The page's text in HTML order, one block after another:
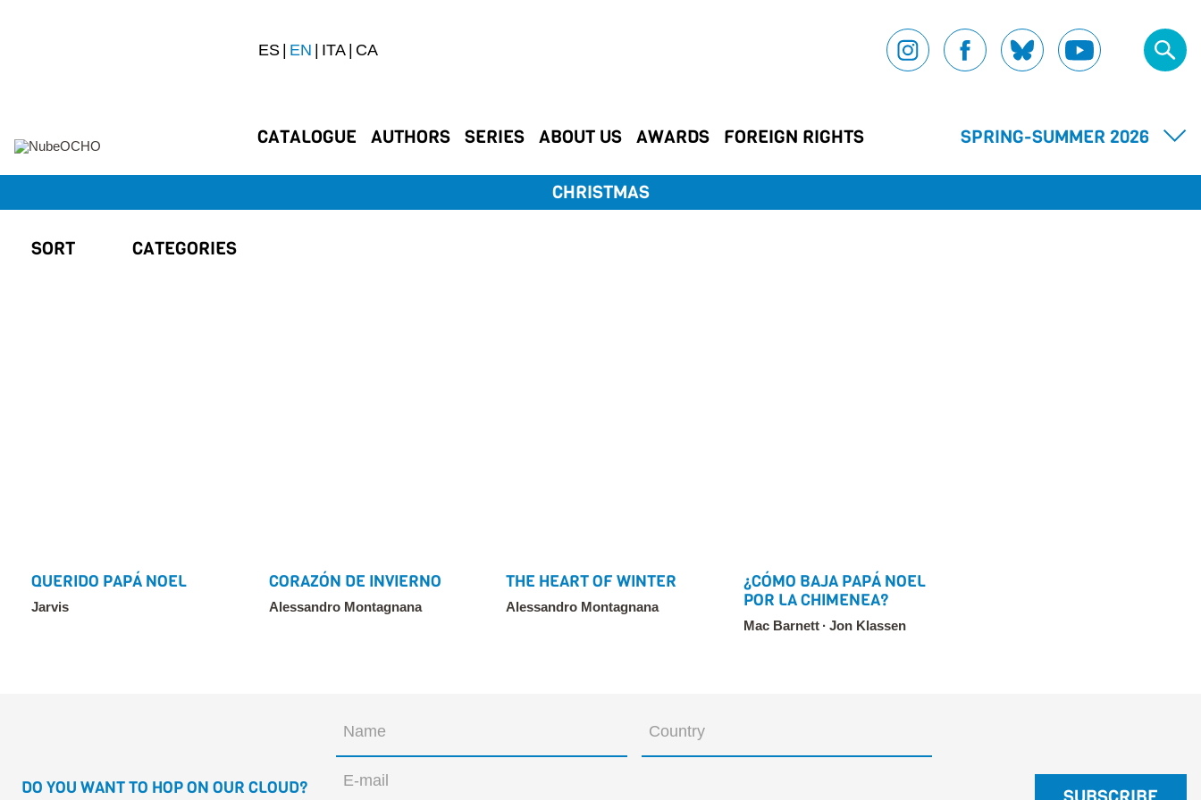
ES EN ITA CA
CATALOGUE AUTHORS SERIES ABOUT US AWARDS FOREIGN RIGHTS SPRING-SUMMER 2026
CHRISTMAS
SORT CATEGORIES
QUERIDO PAPÁ NOEL
Jarvis
CORAZÓN DE INVIERNO
Alessandro Montagnana
THE HEART OF WINTER
Alessandro Montagnana
¿CÓMO BAJA PAPÁ NOEL
POR LA CHIMENEA?
Mac Barnett Jon Klassen
DO YOU WANT TO HOP ON OUR CLOUD?